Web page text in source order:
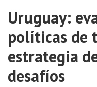
Uruguay:
políticas de
estrategia
desafíos